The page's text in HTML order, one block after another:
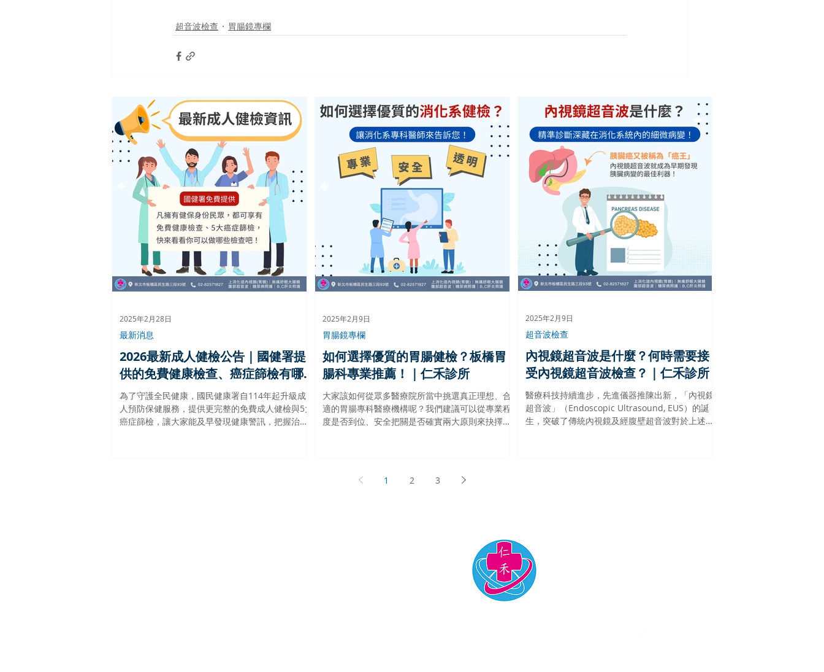
超音波檢查 胃腸鏡專欄
2026最新成人健檢公告｜國健署提
供的免費健康檢查、癌症篩檢有哪
些？｜仁禾診所
為了守護全民健康，國民健康署自114年起升級成
人預防保健服務，提供更完整的免費成人健檢與5大
癌症篩檢，讓大家能及早發現健康警訊，把握治療
最新消息
2025年2月28日
如何選擇優質的胃腸健檢？板橋胃
腸科專業推薦！｜仁禾診所
大家該如何從眾多醫療院所當中挑選真正理想、合
適的胃腸專科醫療機構呢？我們建議可以從專業程
度是否到位、安全把關是否確實兩大原則來抉擇，
胃腸鏡專欄
2025年2月9日
內視鏡超音波是什麼？何時需要接
受內視鏡超音波檢查？｜仁禾診所
醫療科技持續進步，先進儀器推陳出新，「內視鏡
超音波」（Endoscopic Ultrasound, EUS）的誕
生，突破了傳統內視鏡及經腹壁超音波對於上述病
超音波檢查
2025年2月9日
1 2 3